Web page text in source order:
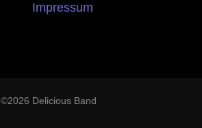
Impressum
©2026 Delicious Band